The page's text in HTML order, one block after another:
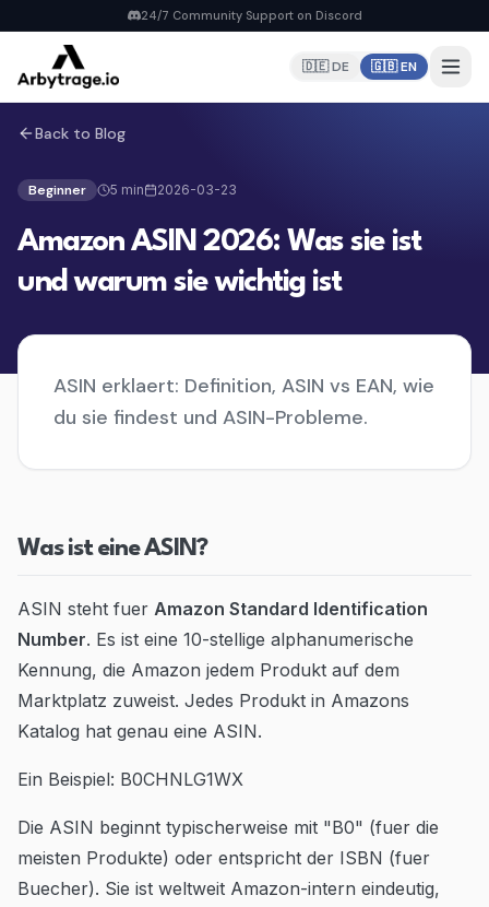
24/7 Community Support on Discord
🇩🇪 DE 🇬🇧 EN
Home
PRODUCTS
6 strategies, real-time repricing
MyDealz Discord Bot
Listing Creator NEW
FBA Calculator
Calculate fees & profit
Go to Dashboard
Back to Blog
Beginner 5 min 2026-03-23
Amazon ASIN 2026: Was sie ist
und warum sie wichtig ist
ASIN erklaert: Definition, ASIN vs EAN, wie
du sie findest und ASIN-Probleme.
Was ist eine ASIN?
ASIN steht fuer Amazon Standard Identification
Number. Es ist eine 10-stellige alphanumerische
Kennung, die Amazon jedem Produkt auf dem
Marktplatz zuweist. Jedes Produkt in Amazons
Katalog hat genau eine ASIN.
Ein Beispiel: B0CHNLG1WX
Die ASIN beginnt typischerweise mit "B0" (fuer die
meisten Produkte) oder entspricht der ISBN (fuer
Buecher). Sie ist weltweit Amazon-intern eindeutig,